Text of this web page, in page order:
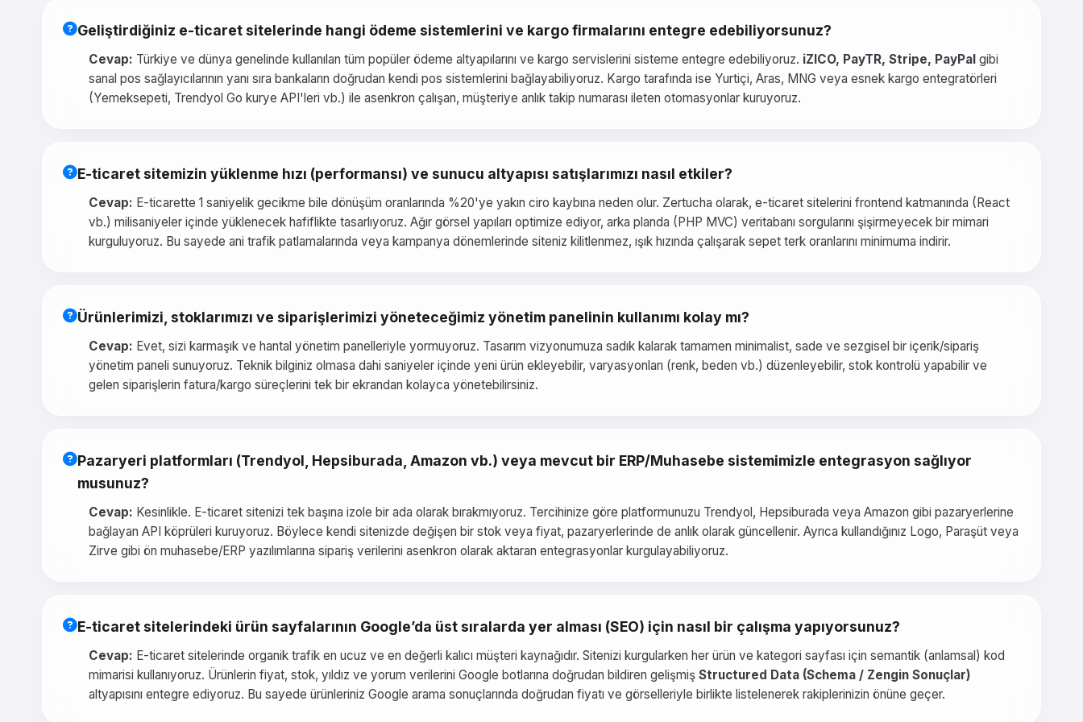
Geliştirdiğiniz e-ticaret sitelerinde hangi ödeme sistemlerini ve kargo firmalarını entegre edebiliyorsunuz?
Cevap: Türkiye ve dünya genelinde kullanılan tüm popüler ödeme altyapılarını ve kargo servislerini sisteme entegre edebiliyoruz. iZICO, PayTR, Stripe, PayPal gibi
sanal pos sağlayıcılarının yanı sıra bankaların doğrudan kendi pos sistemlerini bağlayabiliyoruz. Kargo tarafında ise Yurtiçi, Aras, MNG veya esnek kargo entegratörleri
(Yemeksepeti, Trendyol Go kurye API'leri vb.) ile asenkron çalışan, müşteriye anlık takip numarası ileten otomasyonlar kuruyoruz.
E-ticaret sitemizin yüklenme hızı (performansı) ve sunucu altyapısı satışlarımızı nasıl etkiler?
Cevap: E-ticarette 1 saniyelik gecikme bile dönüşüm oranlarında %20'ye yakın ciro kaybına neden olur. Zertucha olarak, e-ticaret sitelerini frontend katmanında (React
vb.) milisaniyeler içinde yüklenecek hafiflikte tasarlıyoruz. Ağır görsel yapıları optimize ediyor, arka planda (PHP MVC) veritabanı sorgularını şişirmeyecek bir mimari
kurguluyoruz. Bu sayede ani trafik patlamalarında veya kampanya dönemlerinde siteniz kilitlenmez, ışık hızında çalışarak sepet terk oranlarını minimuma indirir.
Ürünlerimizi, stoklarımızı ve siparişlerimizi yöneteceğimiz yönetim panelinin kullanımı kolay mı?
Cevap: Evet, sizi karmaşık ve hantal yönetim panelleriyle yormuyoruz. Tasarım vizyonumuza sadık kalarak tamamen minimalist, sade ve sezgisel bir içerik/sipariş
yönetim paneli sunuyoruz. Teknik bilginiz olmasa dahi saniyeler içinde yeni ürün ekleyebilir, varyasyonları (renk, beden vb.) düzenleyebilir, stok kontrolü yapabilir ve
gelen siparişlerin fatura/kargo süreçlerini tek bir ekrandan kolayca yönetebilirsiniz.
Pazaryeri platformları (Trendyol, Hepsiburada, Amazon vb.) veya mevcut bir ERP/Muhasebe sistemimizle entegrasyon sağlıyor
musunuz?
Cevap: Kesinlikle. E-ticaret sitenizi tek başına izole bir ada olarak bırakmıyoruz. Tercihinize göre platformunuzu Trendyol, Hepsiburada veya Amazon gibi pazaryerlerine
bağlayan API köprüleri kuruyoruz. Böylece kendi sitenizde değişen bir stok veya fiyat, pazaryerlerinde de anlık olarak güncellenir. Ayrıca kullandığınız Logo, Paraşüt veya
Zirve gibi ön muhasebe/ERP yazılımlarına sipariş verilerini asenkron olarak aktaran entegrasyonlar kurgulayabiliyoruz.
E-ticaret sitelerindeki ürün sayfalarının Google’da üst sıralarda yer alması (SEO) için nasıl bir çalışma yapıyorsunuz?
Cevap: E-ticaret sitelerinde organik trafik en ucuz ve en değerli kalıcı müşteri kaynağıdır. Sitenizi kurgularken her ürün ve kategori sayfası için semantik (anlamsal) kod
mimarisi kullanıyoruz. Ürünlerin fiyat, stok, yıldız ve yorum verilerini Google botlarına doğrudan bildiren gelişmiş Structured Data (Schema / Zengin Sonuçlar)
altyapısını entegre ediyoruz. Bu sayede ürünleriniz Google arama sonuçlarında doğrudan fiyatı ve görselleriyle birlikte listelenerek rakiplerinizin önüne geçer.